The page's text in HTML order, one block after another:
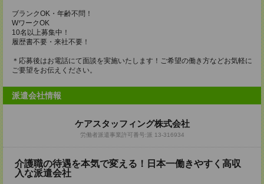
ブランクOK・年齢不問！
WワークOK
10名以上募集中！
履歴書不要・来社不要！
＊応募後はお電話にて面談を実施いたします！ご希望の働き方などお気軽に
ご要望をお伝えください。
派遣会社情報
ケアスタッフィング株式会社
労働者派遣事業許可番号:派 13-316934
介護職の待遇を本気で変える！日本一働きやすく高収
入な派遣会社